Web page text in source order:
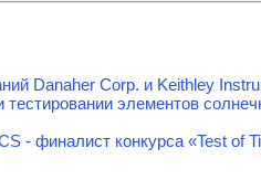
Danaher Corp. и Keithley
элементов
- финалист конкурса «Test of